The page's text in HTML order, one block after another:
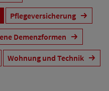
Pflegeversicherung
Demenzformen
Wohnung und Technik